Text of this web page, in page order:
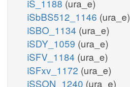
iS_1188 (ura_e)
iSbBS512_1146 (ura_e)
iSBO_1134 (ura_e)
iSDY_1059 (ura_e)
iSFV_1184 (ura_e)
iSFxv_1172 (ura_e)
iSSON_1240 (ura_e)